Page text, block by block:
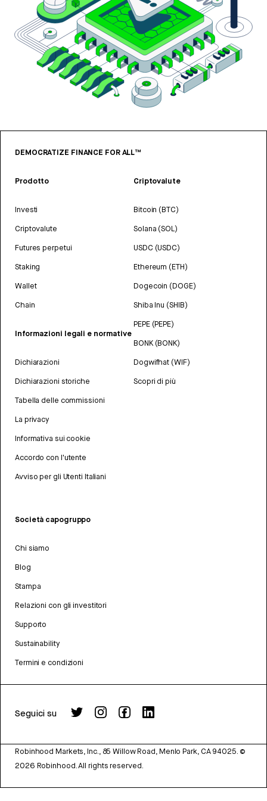
DEMOCRATIZE FINANCE FOR ALL™
Prodotto
Investi
Criptovalute
Futures perpetui
Staking
Wallet
Chain
Informazioni legali e normative
Dichiarazioni
Dichiarazioni storiche
Tabella delle commissioni
La privacy
Informativa sui cookie
Accordo con l'utente
Avviso per gli Utenti Italiani
Criptovalute
Bitcoin (BTC)
Solana (SOL)
USDC (USDC)
Ethereum (ETH)
Dogecoin (DOGE)
Shiba Inu (SHIB)
PEPE (PEPE)
BONK (BONK)
Dogwifhat (WIF)
Scopri di più
Società capogruppo
Chi siamo
Blog
Stampa
Relazioni con gli investitori
Supporto
Sustainability
Termini e condizioni
Seguici su
Robinhood Markets, Inc., 85 Willow Road, Menlo Park, CA 94025. ©
2026 Robinhood. All rights reserved.